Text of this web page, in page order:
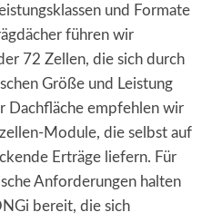
und Formate
führen wir
72 Zellen, die sich durch
Größe und Leistung
Dachfläche empfehlen wir
Module, die selbst auf
Erträge liefern. Für
Anforderungen halten
bereit, die sich